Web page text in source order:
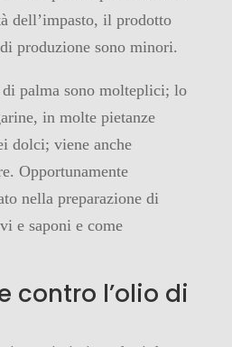
dell’impasto, il prodotto
produzione sono minori.
palma sono molteplici; lo
in molte pietanze
dolci; viene anche
Opportunamente
nella preparazione di
e saponi e come
contro l’olio di